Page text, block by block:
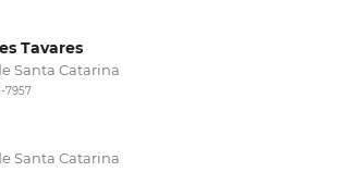
Tavares
Santa Catarina
7957
Santa Catarina